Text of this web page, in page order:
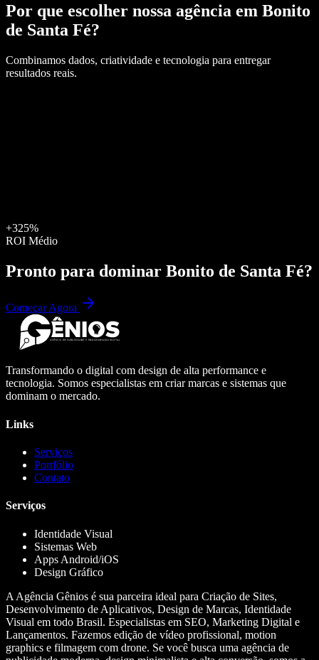
Por que escolher nossa agência em Bonito
de Santa Fé?
Combinamos dados, criatividade e tecnologia para entregar
resultados reais.
+325%
ROI Médio
Pronto para dominar Bonito de Santa Fé?
Começar Agora
Transformando o digital com design de alta performance e
tecnologia. Somos especialistas em criar marcas e sistemas que
dominam o mercado.
Links
Serviços
Portfólio
Contato
Serviços
Identidade Visual
Sistemas Web
Apps Android/iOS
Design Gráfico
A Agência Gênios é sua parceira ideal para Criação de Sites,
Desenvolvimento de Aplicativos, Design de Marcas, Identidade
Visual em todo Brasil. Especialistas em SEO, Marketing Digital e
Lançamentos. Fazemos edição de vídeo profissional, motion
graphics e filmagem com drone. Se você busca uma agência de